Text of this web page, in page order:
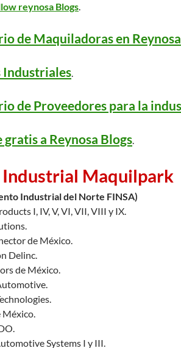
reynosa Blogs.
de Maquiladoras en Reynosa
Industriales.
de Proveedores para la
gratis a Reynosa Blogs.
Industrial Maquilpark
Industrial del Norte FINSA)
I, IV, V, VI, VII, VIII y IX.
de México.
Delinc.
de México.
México.
Systems I y III.